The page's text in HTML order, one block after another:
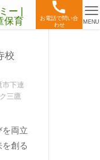
お電話で問い合
わせ
MENU
下連
三鷹
両立
創る